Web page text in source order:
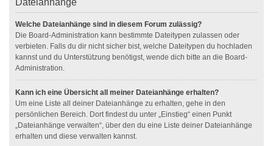
Dateianhänge
Welche Dateianhänge sind in diesem Forum zulässig?
Die Board-Administration kann bestimmte Dateitypen zulassen oder
verbieten. Falls du dir nicht sicher bist, welche Dateitypen du hochladen
kannst und du Unterstützung benötigst, wende dich bitte an die Board-
Administration.
Kann ich eine Übersicht all meiner Dateianhänge erhalten?
Um eine Liste all deiner Dateianhänge zu erhalten, gehe in den
persönlichen Bereich. Dort findest du unter „Einstieg“ einen Punkt
„Dateianhänge verwalten“, über den du eine Liste deiner Dateianhänge
erhalten und diese verwalten kannst.